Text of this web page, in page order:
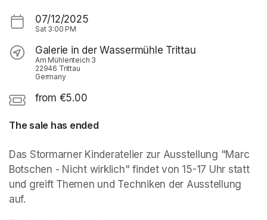
07/12/2025
Sat 3:00 PM
Galerie in der Wassermühle Trittau
Am Mühlenteich 3
22946 Trittau
Germany
from €5.00
The sale has ended
Das Stormarner Kinderatelier zur Ausstellung "Marc
Botschen - Nicht wirklich" findet von 15-17 Uhr statt
und greift Themen und Techniken der Ausstellung
auf.